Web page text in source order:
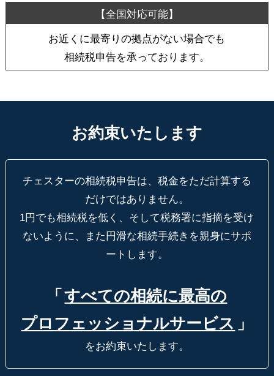
お近くに最寄りの拠点がない場合でも
相続税申告を承っております。
お約束いたします
チェスターの相続税申告は、税金をただ計算する
だけではありません。
1円でも相続税を低く、そして税務署に指摘を受け
ないように、
また円滑な相続手続きを親身にサポ
ートします。
「 すべての相続に最高の
プロフェッショナルサービス 」
をお約束いたします。